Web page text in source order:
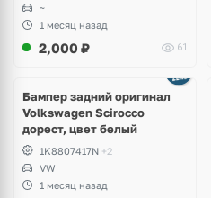
~
1 месяц назад
2,000 ₽ 61
Бампер задний оригинал
Volkswagen Scirocco
дорест, цвет белый
1K8807417N +2
VW
1 месяц назад